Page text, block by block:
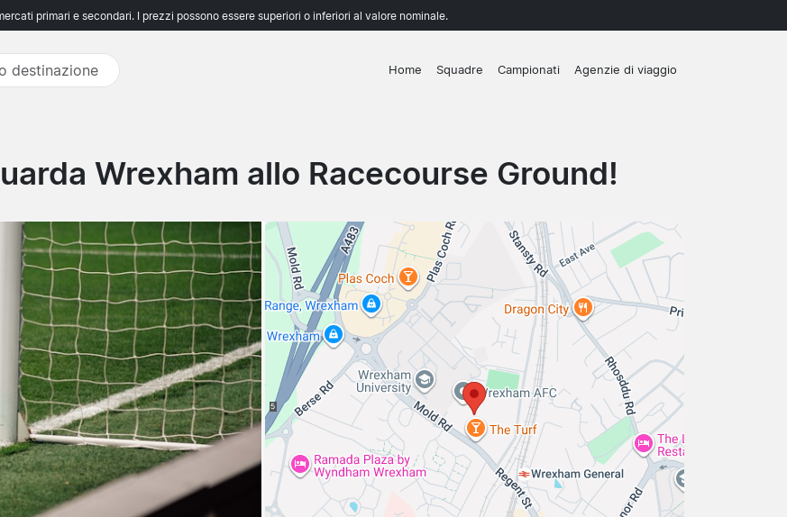
primari e secondari. I prezzi possono essere superiori o inferiori al valore nominale.
Home Squadre Campionati Agenzie di viaggio
Wrexham allo Racecourse Ground!